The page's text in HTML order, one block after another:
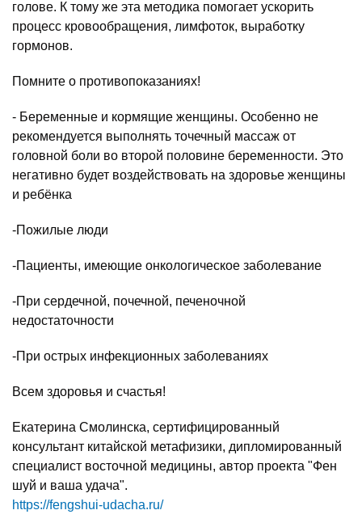
голове. К тому же эта методика помогает ускорить
процесс кровообращения, лимфоток, выработку
гормонов.
Помните о противопоказаниях!
- Беременные и кормящие женщины. Особенно не
рекомендуется выполнять точечный массаж от
головной боли во второй половине беременности. Это
негативно будет воздействовать на здоровье женщины
и ребёнка
-Пожилые люди
-Пациенты, имеющие онкологическое заболевание
-При сердечной, почечной, печеночной
недостаточности
-При острых инфекционных заболеваниях
Всем здоровья и счастья!
Екатерина Смолинска, сертифицированный
консультант китайской метафизики, дипломированный
специалист восточной медицины, автор проекта "Фен
шуй и ваша удача".
https://fengshui-udacha.ru/